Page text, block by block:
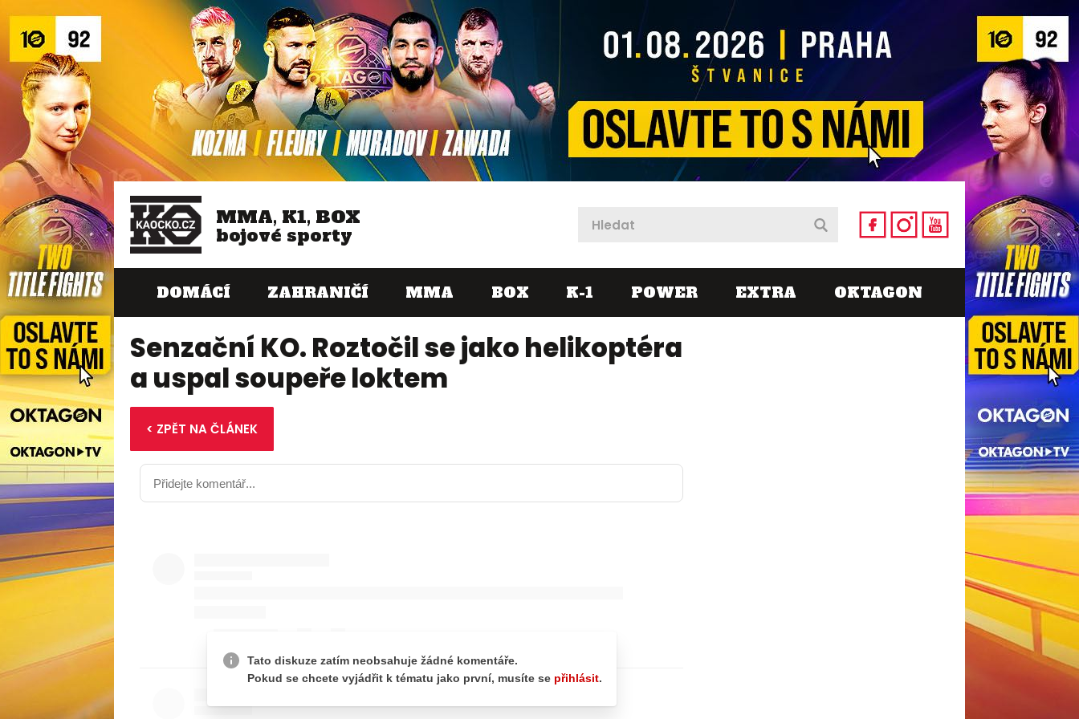
MMA, K1, BOX
bojové sporty
DOMÁCÍ ZAHRANIČÍ MMA BOX K-1 POWER EXTRA OKTAGON
Senzační KO. Roztočil se jako helikoptéra
a uspal soupeře loktem
< ZPĚT NA ČLÁNEK